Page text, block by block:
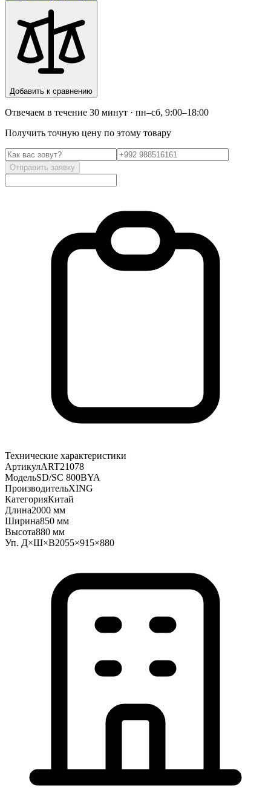
Добавить к сравнению
Отвечаем в течение 30 минут · пн–сб, 9:00–18:00
Получить точную цену по этому товару
Отправить заявку
Технические характеристики
АртикулART21078
МодельSD/SC 800BYA
ПроизводительXING
КатегорияКитай
Длина2000 мм
Ширина850 мм
Высота880 мм
Уп. Д×Ш×В2055×915×880